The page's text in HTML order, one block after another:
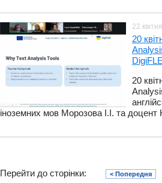
22
​20
​20
іноземних мов Морозова І.І. та
Перейти до сторінки: < Попередня